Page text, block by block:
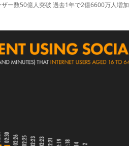
ー数50億人突破 過去1年で2億6600万人増加